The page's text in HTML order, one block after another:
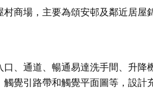
商場，主要為頌安邨及鄰近居屋
、通道、暢通易達洗手間、升降
觸覺引路帶和觸覺平面圖等，設計